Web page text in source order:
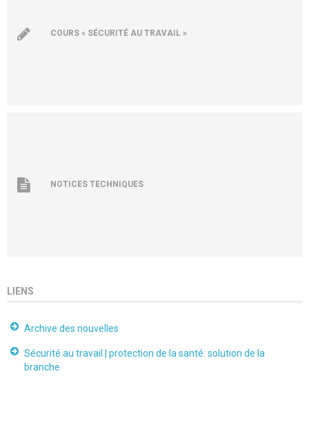
COURS « SÉCURITÉ AU TRAVAIL »
NOTICES TECHNIQUES
LIENS
Archive des nouvelles
Sécurité au travail | protection de la santé: solution de la
branche